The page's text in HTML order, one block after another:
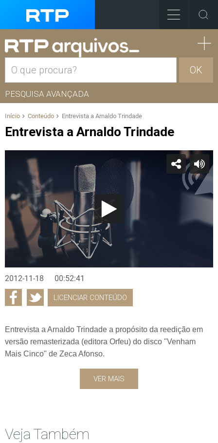
OK
PESQUISA AVANÇADA
Início Conteúdo Entrevista a Arnaldo Trindade
Entrevista a Arnaldo Trindade
2012-11-18 00:52:41
LICENCIAR CONTEÚDO
Entrevista a Arnaldo Trindade a propósito da reedição em
versão remasterizada (editora Orfeu) do disco "Venham
Mais Cinco" de Zeca Afonso.
VER MAIS
Veja Também